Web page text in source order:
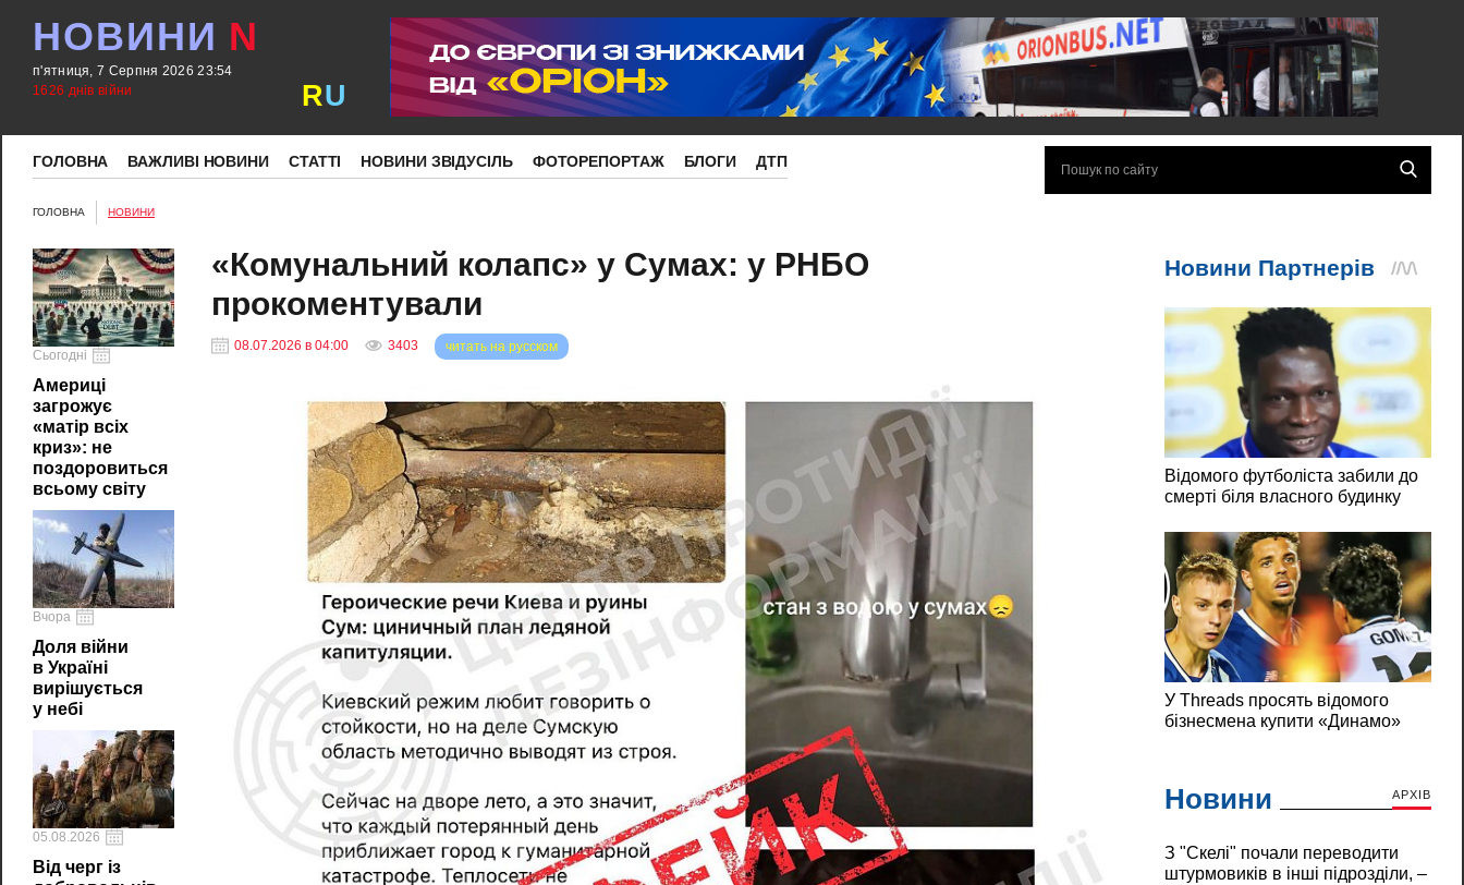
НОВИНИ N
п'ятниця, 7 Серпня 2026 23:54
1626 днів війни
RU
ГОЛОВНА ВАЖЛИВІ НОВИНИ СТАТТІ НОВИНИ ЗВІДУСІЛЬ ФОТОРЕПОРТАЖ БЛОГИ ДТП
ГОЛОВНА НОВИНИ
Сьогодні
Америці
загрожує
«матір всіх
криз»: не
поздоровиться
всьому світу
Вчора
Доля війни
в Україні
вирішується
у небі
05.08.2026
Від черг із
«Комунальний колапс» у Сумах: у РНБО
прокоментували
08.07.2026 в 04:00 3403 читать на русском
Новини АРХІВ
З "Скелі" почали переводити
штурмовиків в інші підрозділи, –